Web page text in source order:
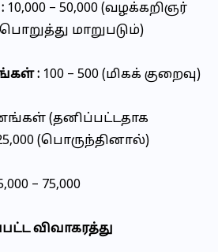
₹10,000 – ₹50,000 (வழக்கறிஞர்
மாறுபடும்)
: ₹100 – ₹500 (மிகக் குறைவு)
(தனிப்பட்டதாக
(பொருந்தினால்)
– ₹75,000
விவாகரத்து